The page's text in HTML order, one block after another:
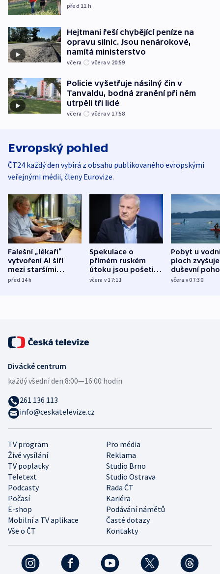
před 11 h
Hejtmani řeší chybějící peníze na
opravu silnic. Jsou nenárokové,
namítá ministerstvo
včera včera v 20:59
Policie vyšetřuje násilný čin v
Tanvaldu, bodná zranění při něm
utrpěli tři lidé
včera včera v 17:58
Evropský pohled
ČT24 každý den vybírá z obsahu publikovaného evropskými
veřejnými médii, členy Eurovize.
Falešní „lékaři“
vytvoření AI šíří
mezi staršími
Poláky nebezpečné
před 14h
Spekulace o
přímém ruském
útoku jsou pošetilé,
míní estonský
včera v 17:11
Pobyt u
ploch zvyšuje
duševní
ukázala
včera v 07:30
TV program
Pro média
Živé vysílání
Reklama
TV poplatky
Studio Brno
Teletext
Studio Ostrava
Podcasty
Rada ČT
Počasí
Kariéra
E-shop
Podávání námětů
Mobilní a TV aplikace
Časté dotazy
Vše o ČT
Kontakty
Divácké centrum
každý všední den:8:00—16:00 hodin
261 136 113
info@ceskatelevize.cz